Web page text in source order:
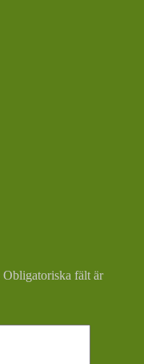
Obligatoriska fält är